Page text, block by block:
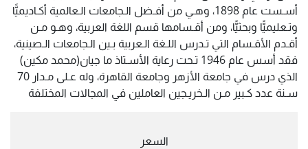
أسـست عام 1898، وهـي من أفـضل الـجامعات الـعالمية أكـاديميًّا
وتـعليميًّا وبحثيًّا، ومن أقـسامها قسم اللغة العربية، وهـو مـن
أقـدم الأقـسام التي تـدرس اللـغة الـعربية بـين الـجامعات الـصينية،
فقد أسس عام 1946 تـحت رعاية الأسـتاذ ما جيان(محمد مكين)
الذي درس في جامعة الأزهر وجامعة القاهرة، وله عـلى مـدار 70
سـنة عدد كـبير مـن الـخريـجين العاملين في المجالات المختلفة
السعر